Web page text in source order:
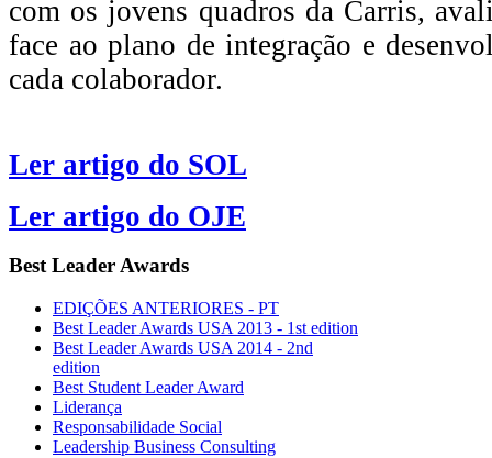
com os jovens quadros da Carris,
face ao plano de integração e
cada colaborador.
Ler artigo do SOL
Ler artigo do OJE
BestLeader Awards
EDIÇÕES ANTERIORES - PT
Best Leader Awards USA 2013 - 1st edition
Best Leader Awards USA 2014 - 2nd
edition
Best Student Leader Award
Liderança
Responsabilidade Social
Leadership Business Consulting